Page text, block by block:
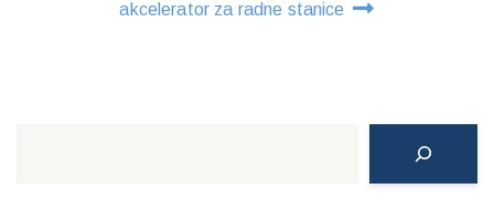
akcelerator za radne stanice